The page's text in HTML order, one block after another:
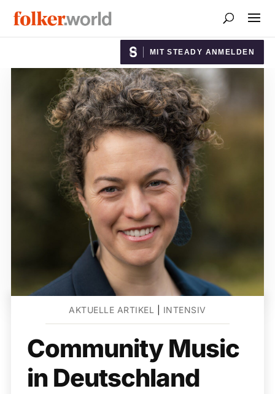
MIT STEADY ANMELDEN
AKTUELLE ARTIKEL INTENSIV
Community Music
in Deutschland